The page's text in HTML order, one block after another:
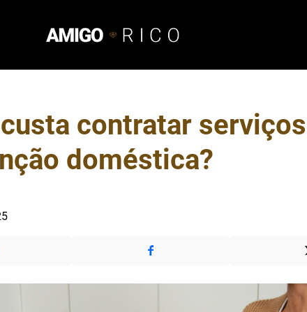
contratar
doméstica?